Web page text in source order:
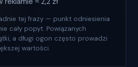
tej frazy — punkt odniesienia
cały popyt. Powiązanych
a długi ogon często prowadzi
wartości.